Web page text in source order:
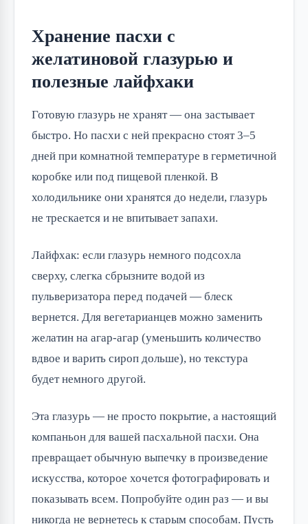
Хранение пасхи с
желатиновой глазурью и
полезные лайфхаки
Готовую глазурь не хранят — она застывает
быстро. Но пасхи с ней прекрасно стоят 3–5
дней при комнатной температуре в герметичной
коробке или под пищевой пленкой. В
холодильнике они хранятся до недели, глазурь
не трескается и не впитывает запахи.
Лайфхак: если глазурь немного подсохла
сверху, слегка сбрызните водой из
пульверизатора перед подачей — блеск
вернется. Для вегетарианцев можно заменить
желатин на агар-агар (уменьшить количество
вдвое и варить сироп дольше), но текстура
будет немного другой.
Эта глазурь — не просто покрытие, а настоящий
компаньон для вашей пасхальной пасхи. Она
превращает обычную выпечку в произведение
искусства, которое хочется фотографировать и
показывать всем. Попробуйте один раз — и вы
никогда не вернетесь к старым способам. Пусть